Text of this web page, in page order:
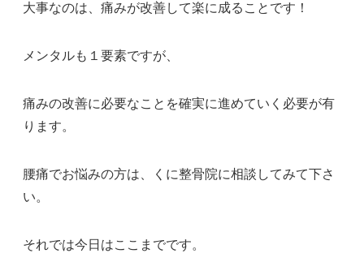
大事なのは、痛みが改善して楽に成ることです！
メンタルも１要素ですが、
痛みの改善に必要なことを確実に進めていく必要が有
ります。
腰痛でお悩みの方は、くに整骨院に相談してみて下さ
い。
それでは今日はここまでです。